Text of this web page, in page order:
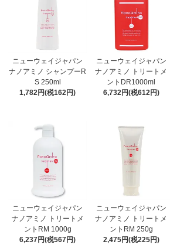
ニューウェイジャパン
ナノアミノ シャンプーR
S 250ml
1,782円(税162円)
ニューウェイジャパン
ナノアミノ トリートメ
ントDR1000ml
6,732円(税612円)
ニューウェイジャパン
ナノアミノ トリートメ
ントRM 1000g
6,237円(税567円)
ニューウェイジャパン
ナノアミノ トリートメ
ントRM 250g
2,475円(税225円)